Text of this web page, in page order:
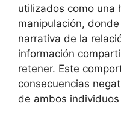
utilizados como una
manipulación,
narrativa de la
información
retener. Este
consecuencias
de ambos